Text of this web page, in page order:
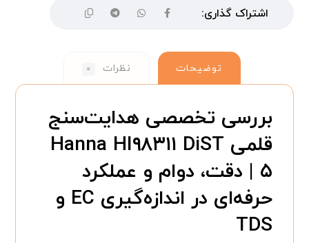
توضیحات نظرات ۰
بررسی تخصصی هدایت‌سنج
قلمی Hanna HI۹۸۳۱۱ DiST
۵ | دقت، دوام و عملکرد
حرفه‌ای در اندازه‌گیری EC و
TDS